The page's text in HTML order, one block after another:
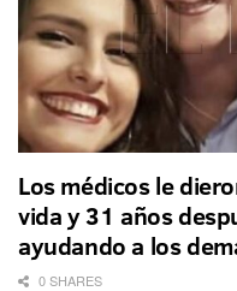
Los médicos le
vida y 31 años
ayudando a los
0 SHARES